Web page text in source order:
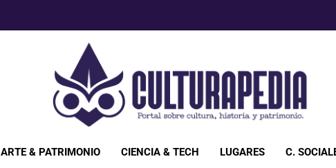
Culturapedia.com
Bienvenido A Culturapedia.com. Si Eres Un Amante De La
ARTE & PATRIMONIO CIENCIA & TECH LUGARES C.